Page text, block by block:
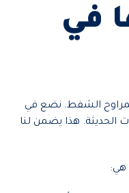
في
لمراوح الشفط. نضع في
الحديثة. هذا يضمن لنا
هي: